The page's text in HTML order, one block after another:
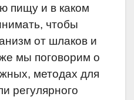
пищу и в каком
чтобы
от шлаков и
мы поговорим о
методах для
регулярного